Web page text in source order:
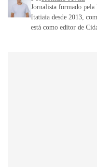
Jornalista formado
Itatiaia desde 2013,
está como editor de